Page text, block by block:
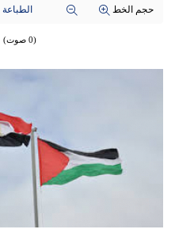
حجم الخط الطباعة
(0 صوت)